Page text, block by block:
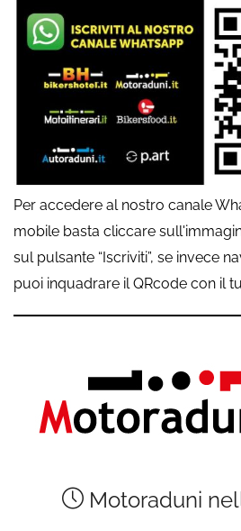
Per accedere al nostro canale
mobile basta cliccare
sul pulsante “Iscriviti”, se invece
puoi inquadrare il QRcode con il
Motoraduni